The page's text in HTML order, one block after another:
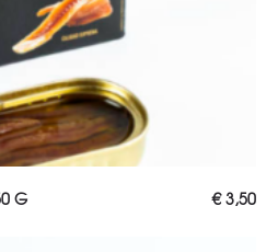
G €3,50